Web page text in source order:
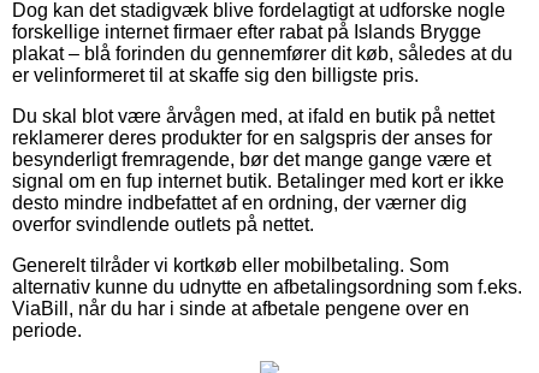
Dog kan det stadigvæk blive fordelagtigt at udforske nogle
forskellige internet firmaer efter rabat på Islands Brygge
plakat – blå forinden du gennemfører dit køb, således at du
er velinformeret til at skaffe sig den billigste pris.
Du skal blot være årvågen med, at ifald en butik på nettet
reklamerer deres produkter for en salgspris der anses for
besynderligt fremragende, bør det mange gange være et
signal om en fup internet butik. Betalinger med kort er ikke
desto mindre indbefattet af en ordning, der værner dig
overfor svindlende outlets på nettet.
Generelt tilråder vi kortkøb eller mobilbetaling. Som
alternativ kunne du udnytte en afbetalingsordning som f.eks.
ViaBill, når du har i sinde at afbetale pengene over en
periode.